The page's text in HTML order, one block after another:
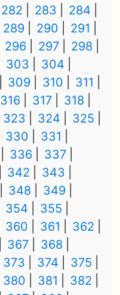
282 283
284
289 290
291
296 297
298
303
304
309 310
311
316 317
318
323 324
325
330
331
336
337
342
343
348
349
354
355
360 361
362
367
368
373 374
375
380 381
382